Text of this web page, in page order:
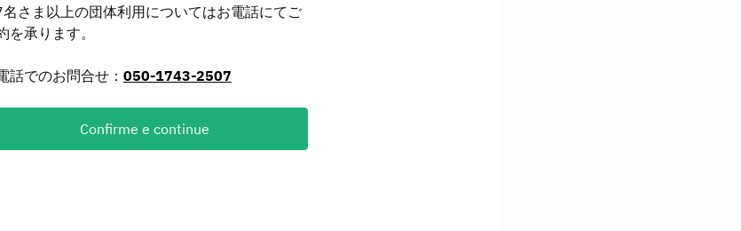
さま以上の団体利用についてはお電話にてご
を承ります。
話でのお問合せ： 050-1743-2507
Confirme e continue